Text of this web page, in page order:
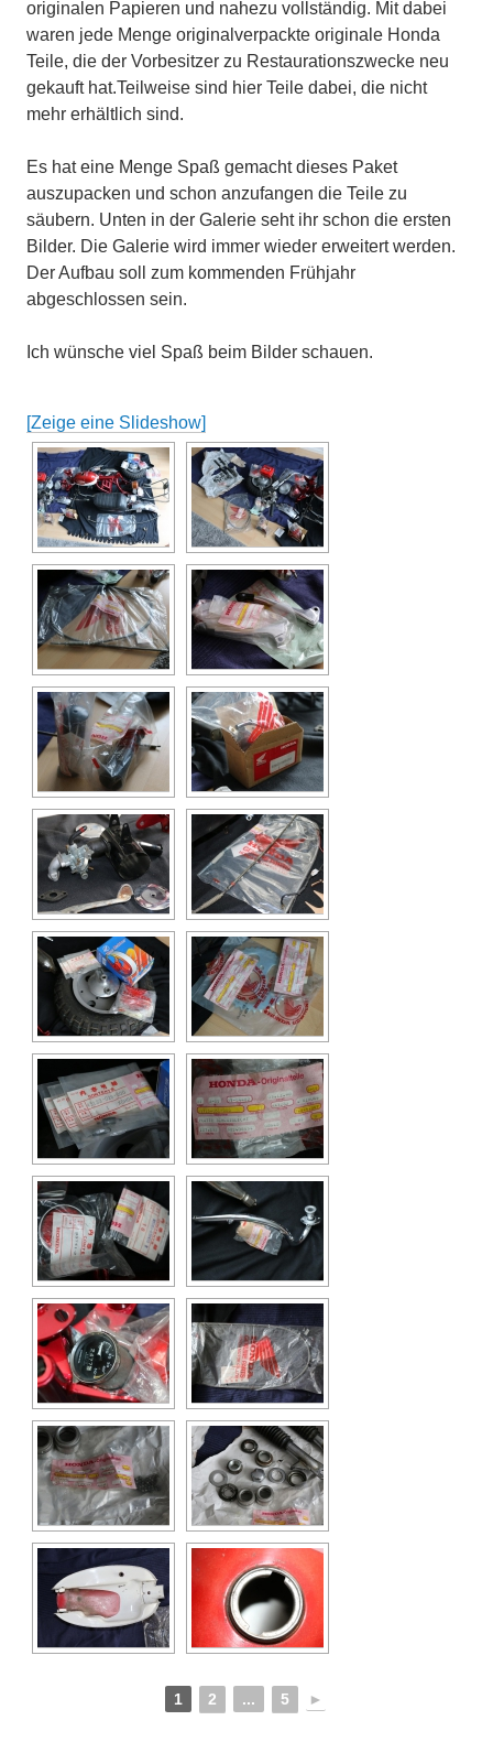
originalen Papieren und nahezu vollständig. Mit dabei
waren jede Menge originalverpackte originale Honda
Teile, die der Vorbesitzer zu Restaurationszwecke neu
gekauft hat.Teilweise sind hier Teile dabei, die nicht
mehr erhältlich sind.
Es hat eine Menge Spaß gemacht dieses Paket
auszupacken und schon anzufangen die Teile zu
säubern. Unten in der Galerie seht ihr schon die ersten
Bilder. Die Galerie wird immer wieder erweitert werden.
Der Aufbau soll zum kommenden Frühjahr
abgeschlossen sein.
Ich wünsche viel Spaß beim Bilder schauen.
[Zeige eine Slideshow]
1 2 ... 5 ►